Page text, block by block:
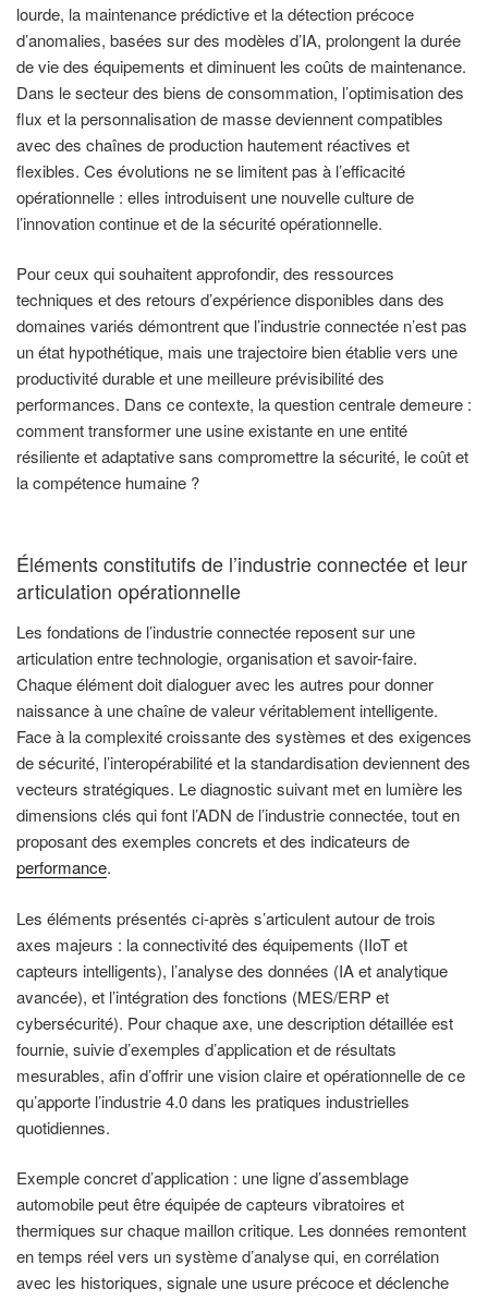
lourde, la maintenance prédictive et la détection précoce
d’anomalies, basées sur des modèles d’IA, prolongent la durée
de vie des équipements et diminuent les coûts de maintenance.
Dans le secteur des biens de consommation, l’optimisation des
flux et la personnalisation de masse deviennent compatibles
avec des chaînes de production hautement réactives et
flexibles. Ces évolutions ne se limitent pas à l’efficacité
opérationnelle : elles introduisent une nouvelle culture de
l’innovation continue et de la sécurité opérationnelle.
Pour ceux qui souhaitent approfondir, des ressources
techniques et des retours d’expérience disponibles dans des
domaines variés démontrent que l’industrie connectée n’est pas
un état hypothétique, mais une trajectoire bien établie vers une
productivité durable et une meilleure prévisibilité des
performances. Dans ce contexte, la question centrale demeure :
comment transformer une usine existante en une entité
résiliente et adaptative sans compromettre la sécurité, le coût et
la compétence humaine ?
Éléments constitutifs de l’industrie connectée et leur
articulation opérationnelle
Les fondations de l’industrie connectée reposent sur une
articulation entre technologie, organisation et savoir-faire.
Chaque élément doit dialoguer avec les autres pour donner
naissance à une chaîne de valeur véritablement intelligente.
Face à la complexité croissante des systèmes et des exigences
de sécurité, l’interopérabilité et la standardisation deviennent des
vecteurs stratégiques. Le diagnostic suivant met en lumière les
dimensions clés qui font l’ADN de l’industrie connectée, tout en
proposant des exemples concrets et des indicateurs de
performance.
Les éléments présentés ci-après s’articulent autour de trois
axes majeurs : la connectivité des équipements (IIoT et
capteurs intelligents), l’analyse des données (IA et analytique
avancée), et l’intégration des fonctions (MES/ERP et
cybersécurité). Pour chaque axe, une description détaillée est
fournie, suivie d’exemples d’application et de résultats
mesurables, afin d’offrir une vision claire et opérationnelle de ce
qu’apporte l’industrie 4.0 dans les pratiques industrielles
quotidiennes.
Exemple concret d’application : une ligne d’assemblage
automobile peut être équipée de capteurs vibratoires et
thermiques sur chaque maillon critique. Les données remontent
en temps réel vers un système d’analyse qui, en corrélation
avec les historiques, signale une usure précoce et déclenche